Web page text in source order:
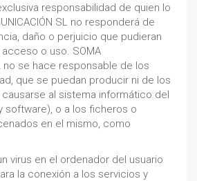
responsabilidad de quien lo
SL no responderá de
daño o perjuicio que pudieran
o uso. SOMA
no se hace responsable de los
que se puedan producir ni de los
al sistema informático del
software), o a los ficheros o
en el mismo, como
virus en el ordenador del usuario
la conexión a los servicios y